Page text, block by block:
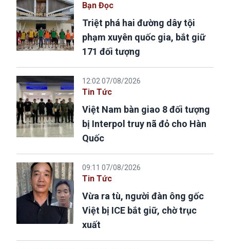
Bạn Đọc
Triệt phá hai đường dây tội
phạm xuyên quốc gia, bắt giữ
171 đối tượng
12:02 07/08/2026
Tin Tức
Việt Nam bàn giao 8 đối tượng
bị Interpol truy nã đỏ cho Hàn
Quốc
09:11 07/08/2026
Tin Tức
Vừa ra tù, người đàn ông gốc
Việt bị ICE bắt giữ, chờ trục
xuất